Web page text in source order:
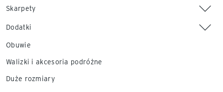
Skarpety
Dodatki
Obuwie
Walizki i akcesoria podróżne
Duże rozmiary